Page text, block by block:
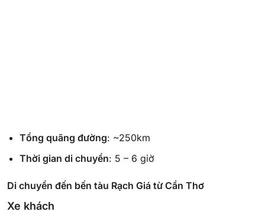
Tổng quãng đường: ~250km
Thời gian di chuyển: 5 – 6 giờ
Di chuyển đến bến tàu Rạch Giá từ Cần Thơ
Xe khách